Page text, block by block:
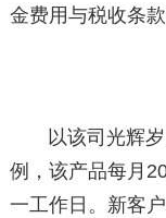
金费用与税收条
以该司光辉
例，该产品每月
一工作日。新客